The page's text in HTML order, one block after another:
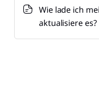
Wie lade ich
aktualisiere es?